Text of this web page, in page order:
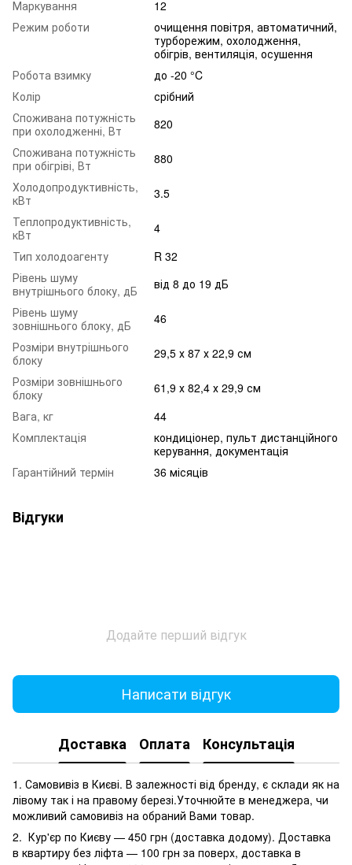
Маркування
12
Режим роботи
очищення повітря, автоматичний,
турборежим, охолодження,
обігрів, вентиляція, осушення
Робота взимку
до -20 °C
Колір
срібний
Споживана потужність
при охолодженні, Вт
820
Споживана потужність
при обігріві, Вт
880
Холодопродуктивність,
кВт
3.5
Теплопродуктивність,
кВт
4
Тип холодоагенту
R 32
Рівень шуму
внутрішнього блоку, дБ
від 8 до 19 дБ
Рівень шуму
зовнішнього блоку, дБ
46
Розміри внутрішнього
блоку
29,5 х 87 х 22,9 см
Розміри зовнішнього
блоку
61,9 х 82,4 х 29,9 см
Вага, кг
44
Комплектація
кондиціонер, пульт дистанційного
керування, документація
Гарантійний термін
36 місяців
Відгуки
Додайте перший відгук
Написати відгук
Доставка Оплата Консультація
1. Самовивіз в Києві. В залежності від бренду, є склади як на
лівому так і на правому березі.Уточнюйте в менеджера, чи
можливий самовивіз на обраний Вами товар.
2. Кур'єр по Києву — 450 грн (доставка додому). Доставка
в квартиру без ліфта — 100 грн за поверх, доставка в